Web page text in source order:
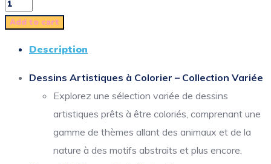
Add to cart
Description
Dessins Artistiques à Colorier – Collection Variée
Explorez une sélection variée de dessins
artistiques prêts à être coloriés, comprenant une
gamme de thèmes allant des animaux et de la
nature à des motifs abstraits et plus encore.